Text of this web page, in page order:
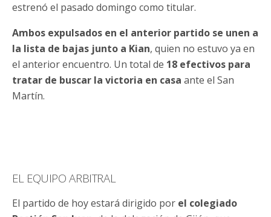
estrenó el pasado domingo como titular.
Ambos expulsados en el anterior partido se unen a
la lista de bajas junto a Kian, quien no estuvo ya en
el anterior encuentro. Un total de 18 efectivos para
tratar de buscar la victoria en casa ante el San
Martín.
EL EQUIPO ARBITRAL
El partido de hoy estará dirigido por el colegiado